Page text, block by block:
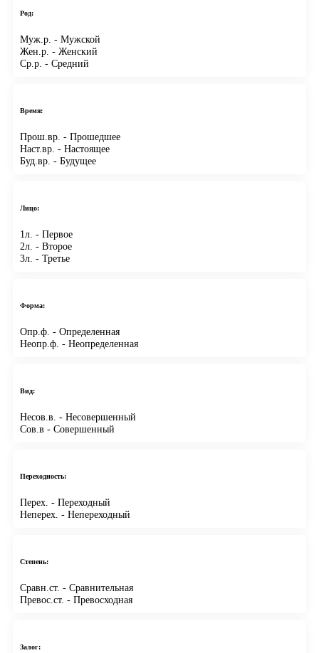
Род:
Муж.р. - Мужской
Жен.р. - Женский
Ср.р. - Средний
Время:
Прош.вр. - Прошедшее
Наст.вр. - Настоящее
Буд.вр. - Будущее
Лицо:
1л. - Первое
2л. - Второе
3л. - Третье
Форма:
Опр.ф. - Определенная
Неопр.ф. - Неопределенная
Вид:
Несов.в. - Несовершенный
Сов.в - Совершенный
Переходность:
Перех. - Переходный
Неперех. - Непереходный
Степень:
Сравн.ст. - Сравнительная
Превос.ст. - Превосходная
Залог: